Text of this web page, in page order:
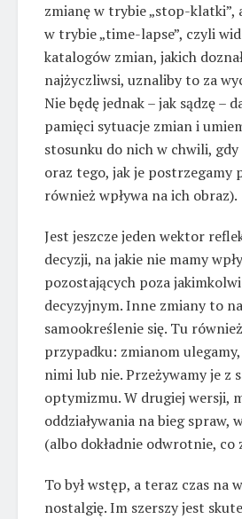
zmianę w trybie „stop-klatki”,
w trybie „time-lapse”, czyli
katalogów zmian, jakich
najżyczliwsi, uznaliby to za
Nie będę jednak – jak sądzę –
pamięci sytuacje zmian i
stosunku do nich w chwili,
oraz tego, jak je postrzegamy
również wpływa na ich obraz).
Jest jeszcze jeden wektor
decyzji, na jakie nie mamy
pozostających poza
decyzyjnym. Inne zmiany to
samookreślenie się. Tu
przypadku: zmianom
nimi lub nie. Przeżywamy je z
optymizmu. W drugiej wersji,
oddziaływania na bieg
(albo dokładnie odwrotnie,
To był wstęp, a teraz czas na
nostalgię. Im szerszy jest